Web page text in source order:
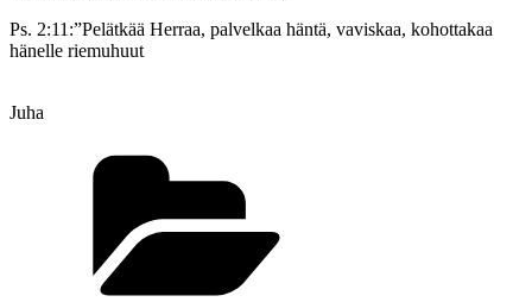
Ps. 2:11:”Pelätkää Herraa, palvelkaa häntä, vaviskaa, kohottakaa
hänelle riemuhuut
Juha